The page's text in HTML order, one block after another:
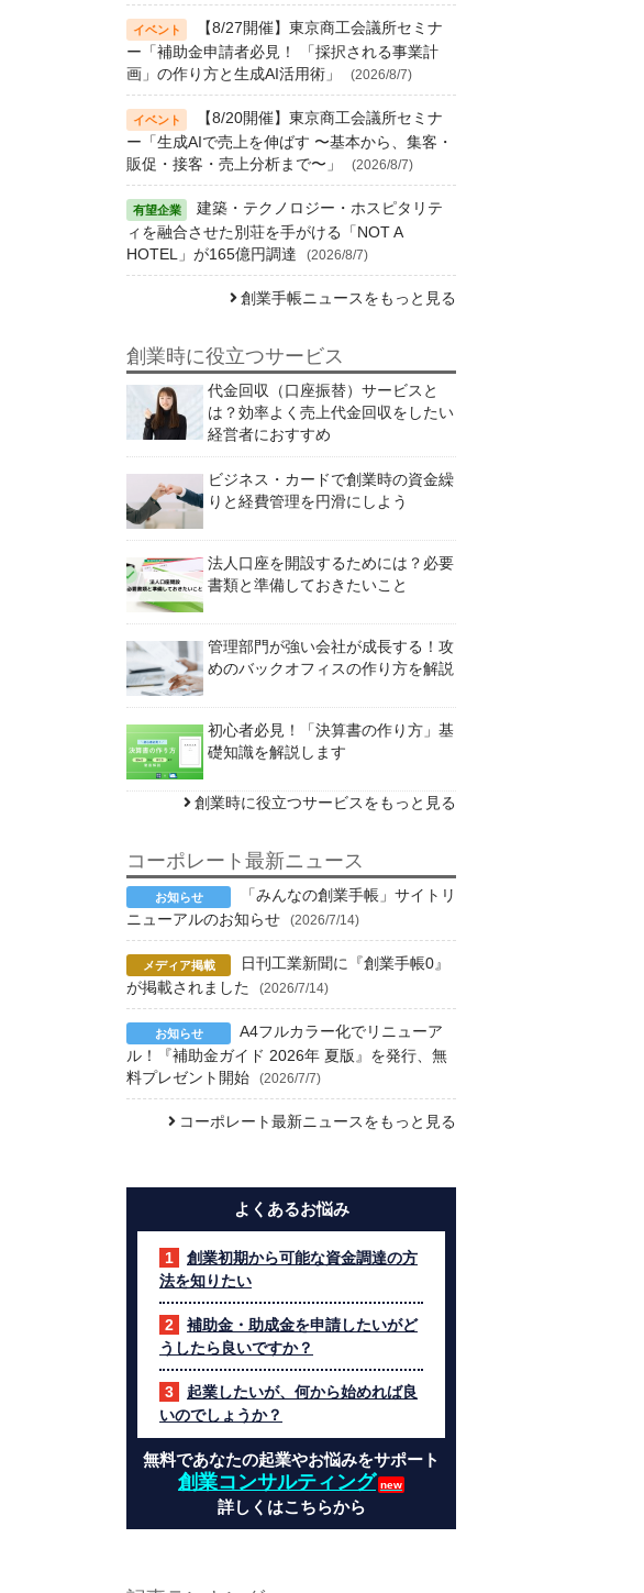
【8/27開催】東京商工会議所セミナ
ー「補助金申請者必見！ 「採択される事業計
画」の作り方と生成AI活用術」
(2026/8/7)
【8/20開催】東京商工会議所セミナ
ー「生成AIで売上を伸ばす 〜基本から、集客・
販促・接客・売上分析まで〜」
(2026/8/7)
建築・テクノロジー・ホスピタリテ
ィを融合させた別荘を手がける「NOT A
HOTEL」が165億円調達
(2026/8/7)
創業手帳ニュースをもっと見る
創業時に役立つサービス
代金回収（口座振替）サービスと
は？効率よく売上代金回収をしたい
経営者におすすめ
ビジネス・カードで創業時の資金繰
りと経費管理を円滑にしよう
法人口座を開設するためには？必要
書類と準備しておきたいこと
管理部門が強い会社が成長する！攻
めのバックオフィスの作り方を解説
初心者必見！「決算書の作り方」基
礎知識を解説します
創業時に役立つサービスをもっと見る
コーポレート最新ニュース
「みんなの創業手帳」サイトリ
ニューアルのお知らせ
(2026/7/14)
日刊工業新聞に『創業手帳0』
が掲載されました
(2026/7/14)
A4フルカラー化でリニューア
ル！『補助金ガイド 2026年 夏版』を発行、無
料プレゼント開始
(2026/7/7)
コーポレート最新ニュースをもっと見る
よくあるお悩み
創業初期から可能な資金調達の方
法を知りたい
補助金・助成金を申請したいがど
うしたら良いですか？
起業したいが、何から始めれば良
いのでしょうか？
無料であなたの起業やお悩みをサポート
創業コンサルティング
詳しくはこちらから